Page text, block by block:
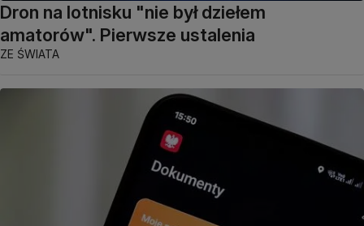
Dron na lotnisku "nie był dziełem
amatorów". Pierwsze ustalenia
ZE ŚWIATA